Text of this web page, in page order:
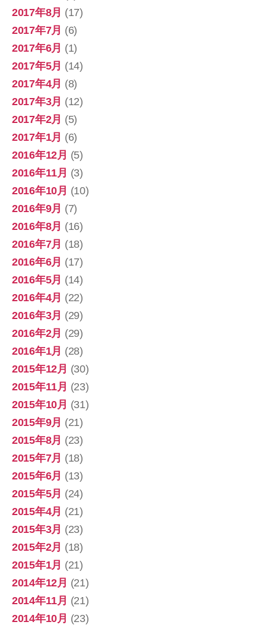
2017年8月 (17)
2017年7月 (6)
2017年6月 (1)
2017年5月 (14)
2017年4月 (8)
2017年3月 (12)
2017年2月 (5)
2017年1月 (6)
2016年12月 (5)
2016年11月 (3)
2016年10月 (10)
2016年9月 (7)
2016年8月 (16)
2016年7月 (18)
2016年6月 (17)
2016年5月 (14)
2016年4月 (22)
2016年3月 (29)
2016年2月 (29)
2016年1月 (28)
2015年12月 (30)
2015年11月 (23)
2015年10月 (31)
2015年9月 (21)
2015年8月 (23)
2015年7月 (18)
2015年6月 (13)
2015年5月 (24)
2015年4月 (21)
2015年3月 (23)
2015年2月 (18)
2015年1月 (21)
2014年12月 (21)
2014年11月 (21)
2014年10月 (23)